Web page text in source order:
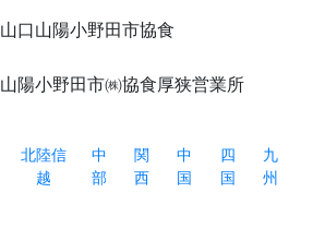
山口山陽小野田市協食
山陽小野田市㈱協食厚狭営業所
北陸信
越
中
部
関
西
中
国
四
国
九
州